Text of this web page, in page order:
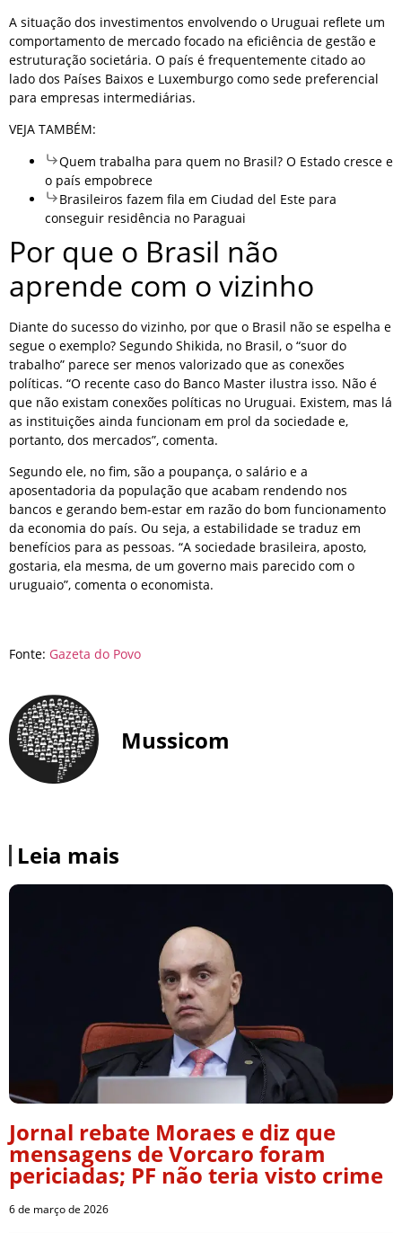
A situação dos investimentos envolvendo o Uruguai reflete um
comportamento de mercado focado na eficiência de gestão e
estruturação societária. O país é frequentemente citado ao
lado dos Países Baixos e Luxemburgo como sede preferencial
para empresas intermediárias.
VEJA TAMBÉM:
Quem trabalha para quem no Brasil? O Estado cresce e
o país empobrece
Brasileiros fazem fila em Ciudad del Este para
conseguir residência no Paraguai
Por que o Brasil não
aprende com o vizinho
Diante do sucesso do vizinho, por que o Brasil não se espelha e
segue o exemplo? Segundo Shikida, no Brasil, o “suor do
trabalho” parece ser menos valorizado que as conexões
políticas. “O recente caso do Banco Master ilustra isso. Não é
que não existam conexões políticas no Uruguai. Existem, mas lá
as instituições ainda funcionam em prol da sociedade e,
portanto, dos mercados”, comenta.
Segundo ele, no fim, são a poupança, o salário e a
aposentadoria da população que acabam rendendo nos
bancos e gerando bem-estar em razão do bom funcionamento
da economia do país. Ou seja, a estabilidade se traduz em
benefícios para as pessoas. “A sociedade brasileira, aposto,
gostaria, ela mesma, de um governo mais parecido com o
uruguaio”, comenta o economista.
Fonte: Gazeta do Povo
Mussicom
Leia mais
Jornal rebate Moraes e diz que
mensagens de Vorcaro foram
periciadas; PF não teria visto crime
6 de março de 2026